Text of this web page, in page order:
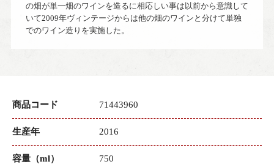
の畑が単一畑のワインを造るに相応しい事は以前から意識して
いて2009年ヴィンテージからは他の畑のワインと分けて単独
でのワイン造りを実施した。
商品コード 71443960
生産年 2016
容量（ml） 750